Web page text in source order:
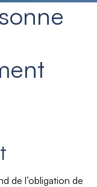
de l’obligation de